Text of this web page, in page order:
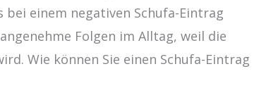
bei einem negativen Schufa-Eintrag
Folgen im Alltag, weil die
Wie können Sie einen Schufa-Eintrag